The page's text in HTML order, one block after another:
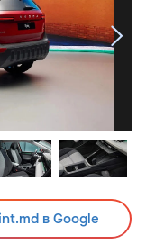
в Google